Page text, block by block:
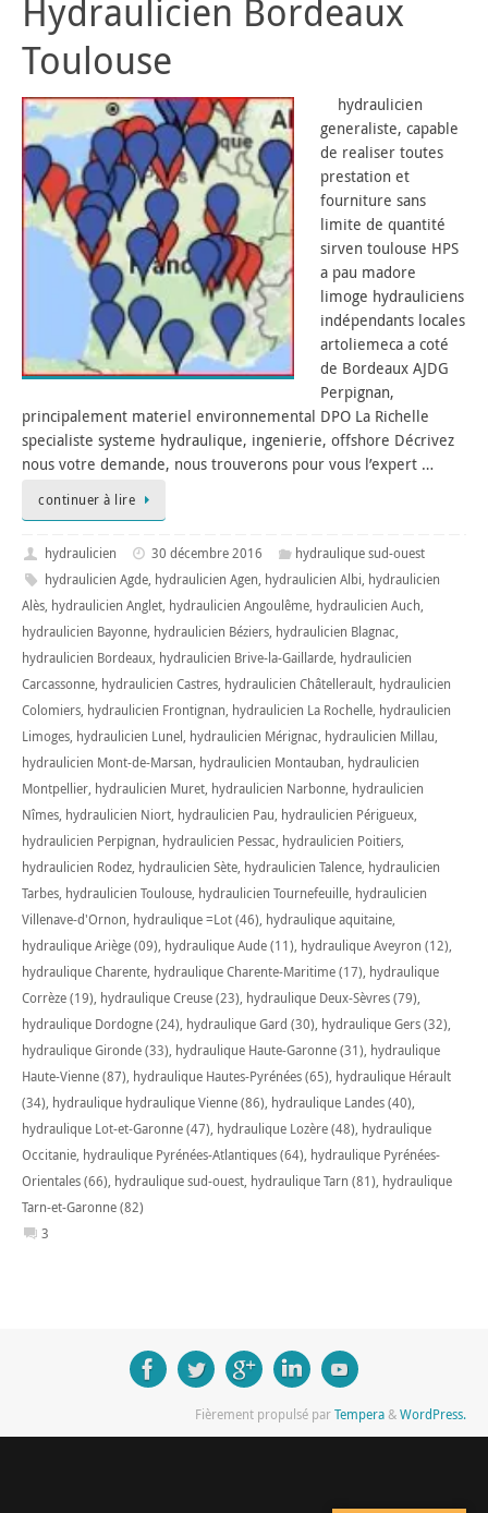
Hydraulicien Bordeaux
Toulouse
hydraulicien
generaliste, capable
de realiser toutes
prestation et
fourniture sans
limite de quantité
sirven toulouse HPS
a pau madore
limoge hydrauliciens
indépendants locales
artoliemeca a coté
de Bordeaux AJDG
Perpignan,
principalement materiel environnemental DPO La Richelle
specialiste systeme hydraulique, ingenierie, offshore Décrivez
nous votre demande, nous trouverons pour vous l’expert …
continuer à lire
hydraulicien 30 décembre 2016
hydraulique sud-ouest
hydraulicien Agde, hydraulicien Agen, hydraulicien Albi, hydraulicien
Alès, hydraulicien Anglet, hydraulicien Angoulême, hydraulicien Auch,
hydraulicien Bayonne, hydraulicien Béziers, hydraulicien Blagnac,
hydraulicien Bordeaux, hydraulicien Brive-la-Gaillarde, hydraulicien
Carcassonne, hydraulicien Castres, hydraulicien Châtellerault, hydraulicien
Colomiers, hydraulicien Frontignan, hydraulicien La Rochelle, hydraulicien
Limoges, hydraulicien Lunel, hydraulicien Mérignac, hydraulicien Millau,
hydraulicien Mont-de-Marsan, hydraulicien Montauban, hydraulicien
Montpellier, hydraulicien Muret, hydraulicien Narbonne, hydraulicien
Nîmes, hydraulicien Niort, hydraulicien Pau, hydraulicien Périgueux,
hydraulicien Perpignan, hydraulicien Pessac, hydraulicien Poitiers,
hydraulicien Rodez, hydraulicien Sète, hydraulicien Talence, hydraulicien
Tarbes, hydraulicien Toulouse, hydraulicien Tournefeuille, hydraulicien
Villenave-d'Ornon, hydraulique =Lot (46), hydraulique aquitaine,
hydraulique Ariège (09), hydraulique Aude (11), hydraulique Aveyron (12),
hydraulique Charente, hydraulique Charente-Maritime (17), hydraulique
Corrèze (19), hydraulique Creuse (23), hydraulique Deux-Sèvres (79),
hydraulique Dordogne (24), hydraulique Gard (30), hydraulique Gers (32),
hydraulique Gironde (33), hydraulique Haute-Garonne (31), hydraulique
Haute-Vienne (87), hydraulique Hautes-Pyrénées (65), hydraulique Hérault
(34), hydraulique hydraulique Vienne (86), hydraulique Landes (40),
hydraulique Lot-et-Garonne (47), hydraulique Lozère (48), hydraulique
Occitanie, hydraulique Pyrénées-Atlantiques (64), hydraulique Pyrénées-
Orientales (66), hydraulique sud-ouest, hydraulique Tarn (81), hydraulique
Tarn-et-Garonne (82)
3
Fièrement propulsé parTempera&WordPress.